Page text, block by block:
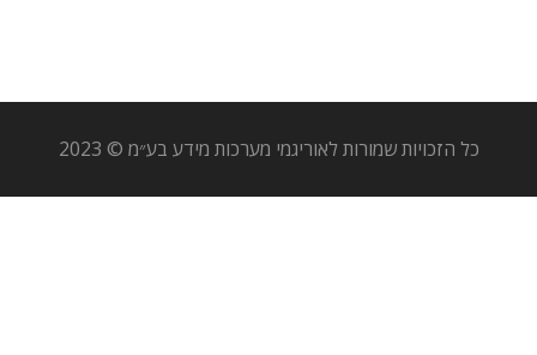
כל הזכויות שמורות לאוריגמי מערכות מידע בע״מ © 2023